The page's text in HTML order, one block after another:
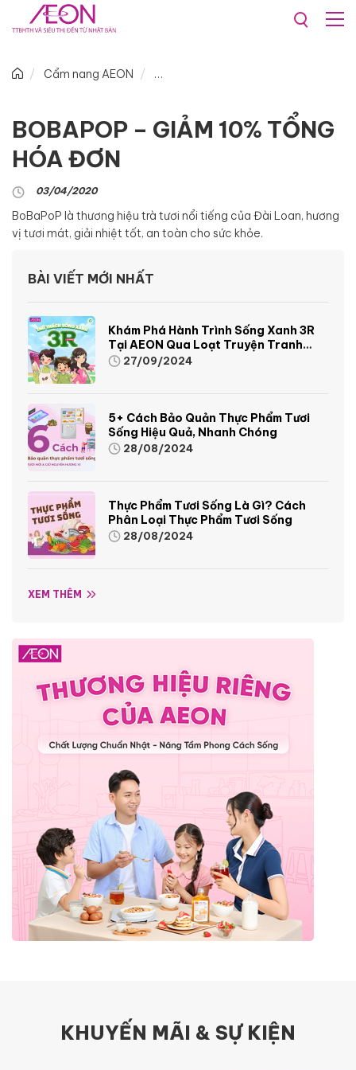
Cẩm nang AEON
BOBAPOP – GIẢM 10% TỔNG
HÓA ĐƠN
03/04/2020
BoBaPoP là thương hiệu trà tươi nổi tiếng của Đài Loan, hương
vị tươi mát, giải nhiệt tốt, an toàn cho sức khỏe.
BÀI VIẾT MỚI NHẤT
Khám Phá Hành Trình Sống Xanh 3R
Tại AEON Qua Loạt Truyện Tranh
Sinh Động Và Thú Vị
27/09/2024
5+ Cách Bảo Quản Thực Phẩm Tươi
Sống Hiệu Quả, Nhanh Chóng
28/08/2024
Thực Phẩm Tươi Sống Là Gì? Cách
Phân Loại Thực Phẩm Tươi Sống
28/08/2024
XEM THÊM
KHUYẾN MÃI & SỰ KIỆN